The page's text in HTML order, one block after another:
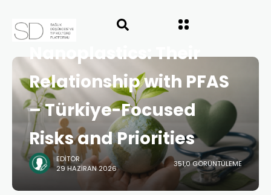
Microplastics,
Nanoplastics: Their
Relationship with PFAS
– Türkiye-Focused
Risks and Priorities
EDITÖR
29 HAZIRAN 2026
351,0 GÖRÜNTÜLEME